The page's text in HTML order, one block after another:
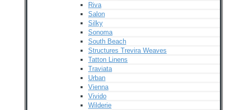
Riva
Salon
Silky
Sonoma
South Beach
Structures Trevira Weaves
Tatton Linens
Traviata
Urban
Vienna
Vivido
Wilderie